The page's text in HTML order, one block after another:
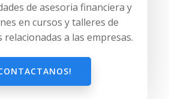
de asesoria financiera y
en cursos y talleres de
a las empresas.